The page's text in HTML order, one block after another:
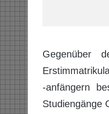
Gegenüber
-anfängern
Studiengänge